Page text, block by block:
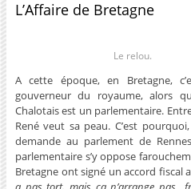
L’Affaire de Bretagne
Le relou.
A cette époque, en Bretagne,
gouverneur du royaume, alors
Chalotais est un parlementaire.
René veut sa peau. C’est
demande au parlement de
parlementaire s’y oppose
Bretagne ont signé un accord fiscal